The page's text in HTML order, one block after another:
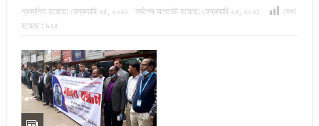
প্রকাশিত হয়েছে: ফেব্রুয়ারি ২৫, ২০২১ সর্বশেষ আপডেট হয়েছে: ফেব্রুয়ারি ২৫, ২০২১
দেখা
হয়েছে : ৯২৫